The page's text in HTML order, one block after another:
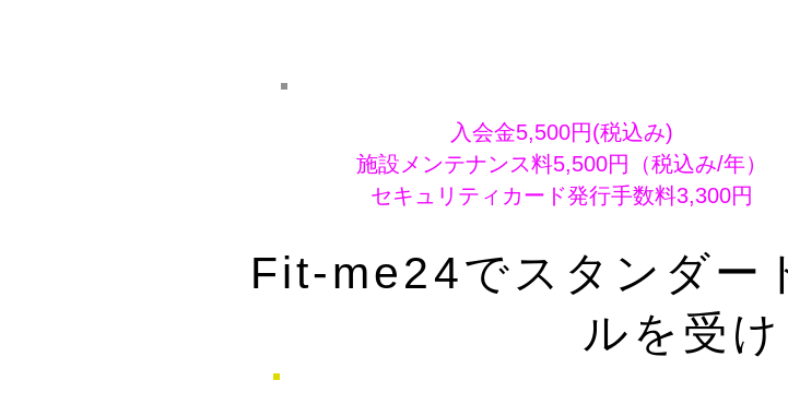
入会金5,500円(税込み)
施設メンテナンス料5,500円（税込み/年）
​セキュリティカード発行手数料3,300円
Fit-me24でスタンダー
ルを受け